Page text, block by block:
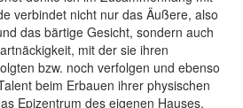
verbindet nicht nur das Äußere, also
das bärtige Gesicht, sondern auch
mit der sie ihren
bzw. noch verfolgen und ebenso
beim Erbauen ihrer physischen
Epizentrum des eigenen Hauses.